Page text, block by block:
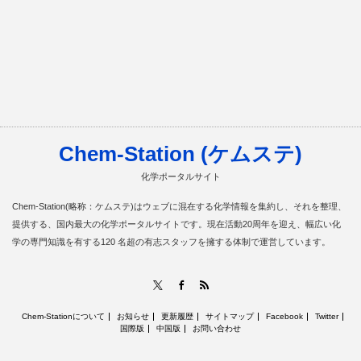
Chem-Station (ケムステ)
化学ポータルサイト
Chem-Station(略称：ケムステ)はウェブに混在する化学情報を集約し、それを整理、
提供する、国内最大の化学ポータルサイトです。現在活動20周年を迎え、幅広い化
学の専門知識を有する120 名超の有志スタッフを擁する体制で運営しています。
Facebook
Chem-Stationについて お知らせ 更新履歴 サイトマップ Facebook
Twitter
国際版
中国版 お問い合わせ